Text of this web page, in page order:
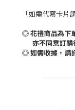
「如需代寫卡片
◎ 花禮商品為下
亦不同意訂購
◎ 如需收據，請